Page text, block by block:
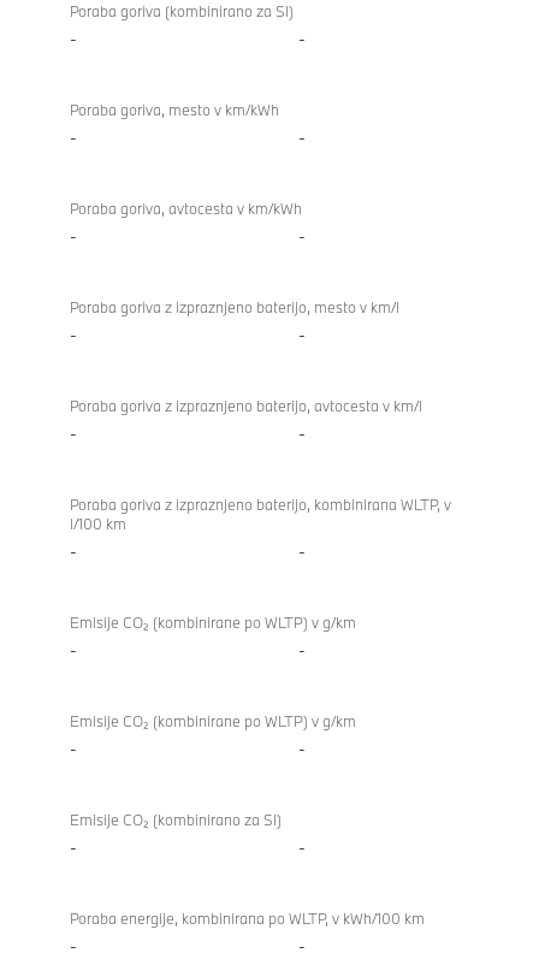
Poraba goriva (kombinirano za SI)
- -
Poraba goriva, mesto v km/kWh
- -
Poraba goriva, avtocesta v km/kWh
- -
Poraba goriva z izpraznjeno baterijo, mesto v km/l
- -
Poraba goriva z izpraznjeno baterijo, avtocesta v km/l
- -
Poraba goriva z izpraznjeno baterijo, kombinirana WLTP, v
l/100 km
- -
Emisije CO₂ (kombinirane po WLTP) v g/km
- -
Emisije CO₂ (kombinirane po WLTP) v g/km
- -
Emisije CO₂ (kombinirano za SI)
- -
Poraba energije, kombinirana po WLTP, v kWh/100 km
- -